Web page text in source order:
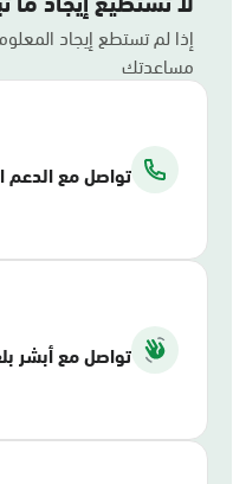
إذا لم تستطع إيجاد
مساعدتك
تواصل مع الدعم
تواصل مع أبشر